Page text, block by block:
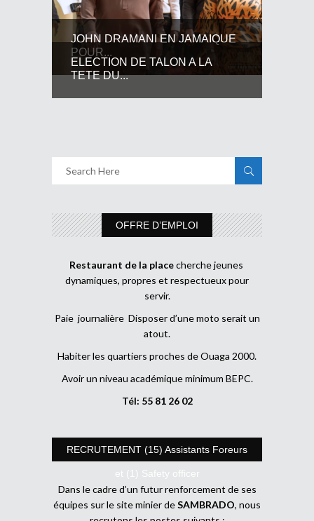
JOHN DRAMANI EN JAMAIQUE
POUR...
ELECTION DE TALON A LA
TETE DU...
OFFRE D’EMPLOI
Restaurant de la placecherche jeunes
dynamiques, propres et respectueux pour
servir.
Paie journalière Disposer d’une moto serait un
atout.
Habiter les quartiers proches de Ouaga 2000.
Avoir un niveau académique minimum BEPC.
Tél: 55 81 26 02
RECRUTEMENT (15) Assistants Foreurs
et (1) Safety officer
Dans le cadre d’un futur renforcement de ses
équipes sur le site minier deSAMBRADO, nous